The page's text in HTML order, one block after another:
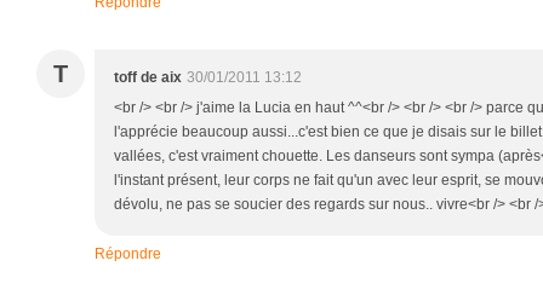
T toff de aix 30/01/2011 13:12
<br /> <br /> j'aime la Lucia en haut ^^<br /> <br /> <br /> parce
l'apprécie beaucoup aussi...c'est bien ce que je disais sur le
vallées, c'est vraiment chouette. Les danseurs sont sympa
l'instant présent, leur corps ne fait qu'un avec leur esprit, se
dévolu, ne pas se soucier des regards sur nous.. vivre<br /> <br /
Répondre